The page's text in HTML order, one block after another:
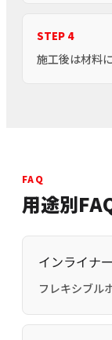
STEP 4
施工後は材料
FAQ
用途別
インライナ
フレキシブル